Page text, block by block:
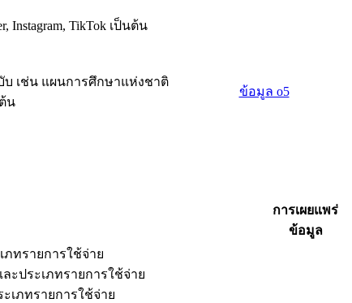
TikTok เป็นต้น
เช่น แผนการศึกษาแห่งชาติ
น
ข้อมูล o5
การเผยแพร่
ข้อมูล
ทรายการใช้จ่าย
ะประเภทรายการใช้จ่าย
เภทรายการใช้จ่าย